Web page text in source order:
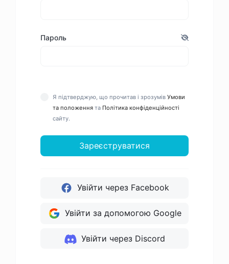
Пароль
Я підтверджую, що прочитав і зрозумів Умови
та положення та Політика конфіденційності
сайту.
Зареєструватися
Увійти через Facebook
Увійти за допомогою Google
Увійти через Discord